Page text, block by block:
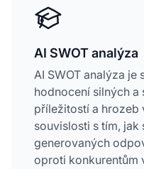
AI SWOT analýza
AI SWOT analýza
hodnocení silných a
příležitostí a hrozeb
souvislosti s tím, jak
generovaných
oproti konkurentům